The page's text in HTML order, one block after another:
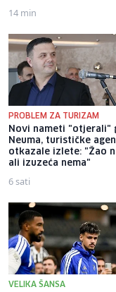
14 min
PROBLEM ZA TURIZAM
Novi nameti "otjerali"
Neuma, turističke
otkazale izlete: "Žao
ali izuzeća nema"
6 sati
VELIKA ŠANSA